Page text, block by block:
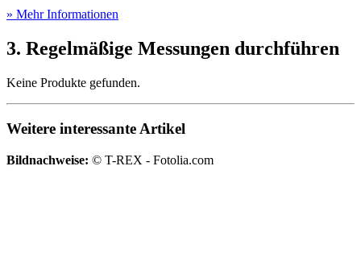
» Mehr Informationen
3. Regelmäßige Messungen durchführen
Keine Produkte gefunden.
Weitere interessante Artikel
Bildnachweise: © T-REX - Fotolia.com